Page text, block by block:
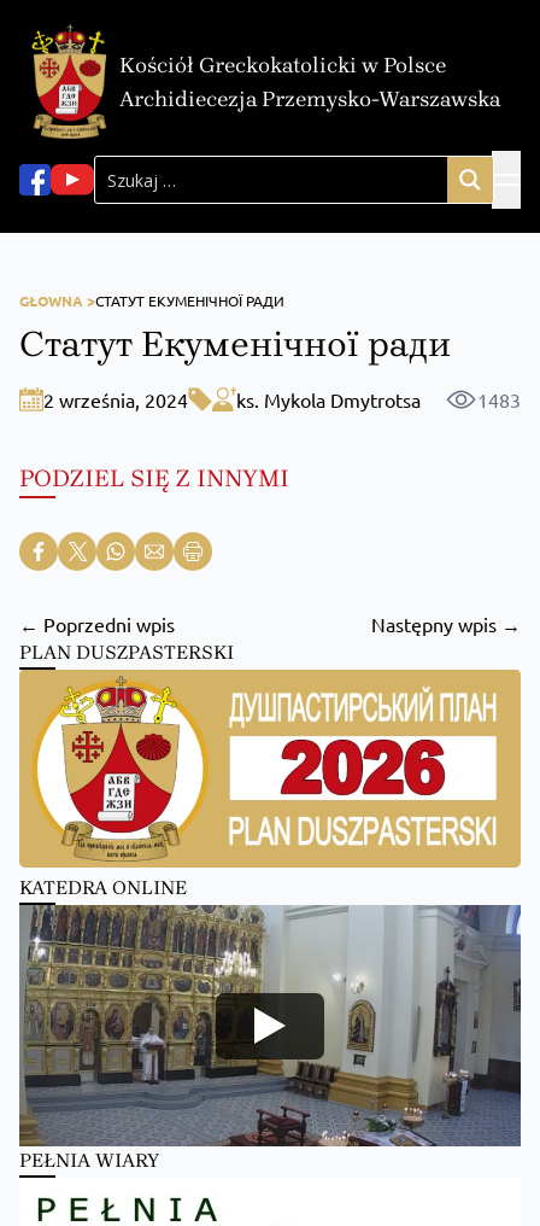
Kościół Greckokatolicki w Polsce
Archidiecezja Przemysko-Warszawska
GŁOWNA >СТАТУТ ЕКУМЕНІЧНОЇ РАДИ
Статут Екуменічної ради
2 września, 2024 ks. Mykola Dmytrotsa 1483
PODZIEL SIĘ Z INNYMI
← Poprzedni wpis Następny wpis →
PLAN DUSZPASTERSKI
KATEDRA ONLINE
PEŁNIA WIARY